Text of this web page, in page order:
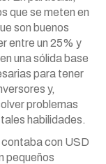
que se meten en
son buenos
entre un 25% y
una sólida base
para tener
y,
problemas
habilidades.
con USD
pequeños